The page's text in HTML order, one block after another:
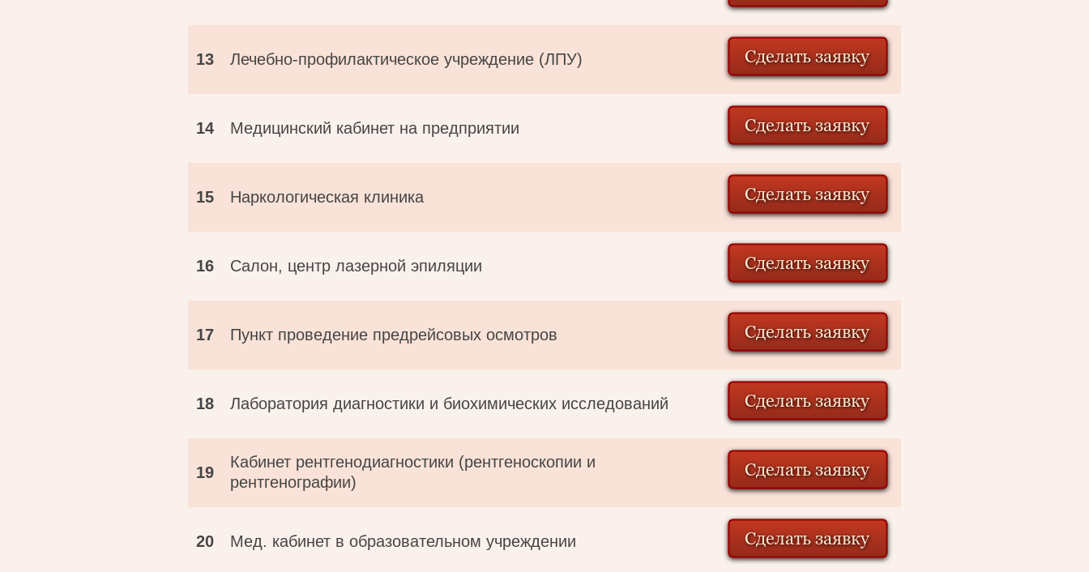
13 Лечебно-профилактическое учреждение (ЛПУ)
14 Медицинский кабинет на предприятии
15 Наркологическая клиника
16 Салон, центр лазерной эпиляции
17 Пункт проведение предрейсовых осмотров
18 Лаборатория диагностики и биохимических исследований
19
Кабинет рентгенодиагностики (рентгеноскопии и
рентгенографии)
20 Мед. кабинет в образовательном учреждении